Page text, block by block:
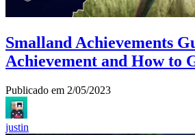
Smalland Achievements
Achievement and How to
Publicado em 2/05/2023
justin